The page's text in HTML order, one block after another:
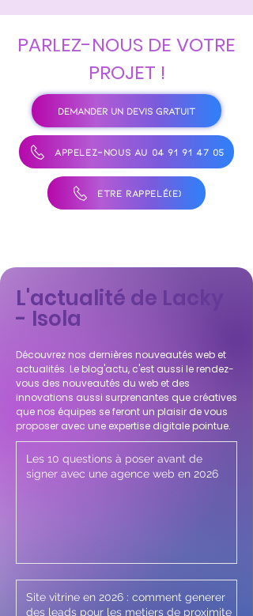
PARLEZ-NOUS DE VOTRE
PROJET !
DEMANDER UN DEVIS GRATUIT
APPELEZ-NOUS AU 04 91 91 47 05
ÊTRE RAPPELÉ(E)
L'actualité de Lacky
- Isola
Découvrez nos dernières nouveautés web et
actualités. Le blog'actu, c'est aussi le rendez-
vous des nouveautés du web et des
innovations aussi surprenantes que créatives
que nos équipes se feront un plaisir de vous
proposer avec une expertise digitale pointue.
Les 10 questions à poser avant de
signer avec une agence web en 2026
Site vitrine en 2026 : comment generer
des leads pour les metiers de proximite